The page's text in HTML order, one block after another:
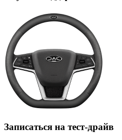
Записаться на тест-драйв